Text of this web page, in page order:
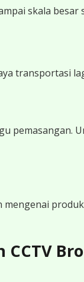
skala
transportasi
pemasangan.
CCTV Bro